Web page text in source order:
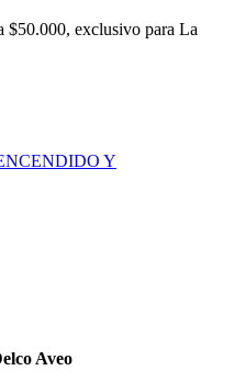
$50.000, exclusivo para La
Y
Aveo